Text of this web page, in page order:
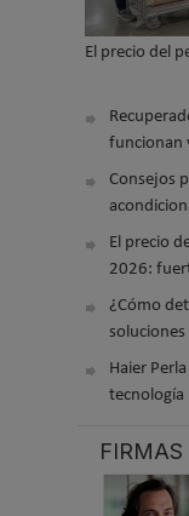
El precio del
funcionan
Consejos
El precio
2026:
¿Cómo
soluciones
Haier
tecnología